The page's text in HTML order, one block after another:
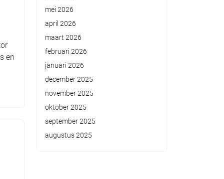
en
mei 2026
april 2026
maart 2026
februari 2026
januari 2026
december 2025
november 2025
oktober 2025
september 2025
augustus 2025